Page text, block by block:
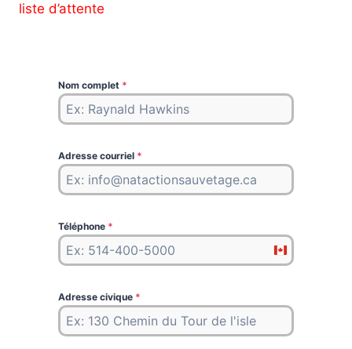
liste d’attente
Nom complet *
Adresse courriel *
Téléphone *
C
d
Adresse civique *